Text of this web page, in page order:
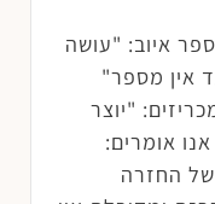
איוב: "עושה
אין מספר"
"יוצר
אומרים:
החזרה